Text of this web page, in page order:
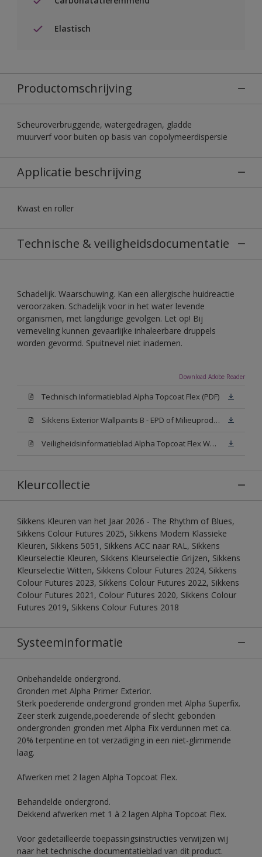
Elastisch
Productomschrijving
Scheuroverbruggende, watergedragen, gladde
muurverf voor buiten op basis van copolymeerdispersie
Applicatie beschrijving
Kwast en roller
Technische & veiligheidsdocumentatie
Schadelijk. Waarschuwing. Kan een allergische huidreactie
veroorzaken. Schadelijk voor in het water levende
organismen, met langdurige gevolgen. Let op! Bij
verneveling kunnen gevaarlijke inhaleerbare druppels
worden gevormd. Spuitnevel niet inademen.
Download Adobe Reader
Technisch Informatieblad Alpha Topcoat Flex (PDF)
Sikkens Exterior Wallpaints B - EPD of Milieuproductverklaring
Veiligheidsinformatieblad Alpha Topcoat Flex White W05 (MSDS)
Kleurcollectie
Sikkens Kleuren van het Jaar 2026 - The Rhythm of Blues,
Sikkens Colour Futures 2025, Sikkens Modern Klassieke
Kleuren, Sikkens 5051, Sikkens ACC naar RAL, Sikkens
Kleurselectie Kleuren, Sikkens Kleurselectie Grijzen, Sikkens
Kleurselectie Witten, Sikkens Colour Futures 2024, Sikkens
Colour Futures 2023, Sikkens Colour Futures 2022, Sikkens
Colour Futures 2021, Colour Futures 2020, Sikkens Colour
Futures 2019, Sikkens Colour Futures 2018
Systeeminformatie
Onbehandelde ondergrond.
Gronden met Alpha Primer Exterior.
Sterk poederende ondergrond gronden met Alpha Superfix.
Zeer sterk zuigende,poederende of slecht gebonden
ondergronden gronden met Alpha Fix verdunnen met ca.
20% terpentine en tot verzadiging in een niet-glimmende
laag.
Afwerken met 2 lagen Alpha Topcoat Flex.
Behandelde ondergrond.
Dekkend afwerken met 1 à 2 lagen Alpha Topcoat Flex.
Voor gedetailleerde toepassingsinstructies verwijzen wij
naar het technische documentatieblad van dit product.